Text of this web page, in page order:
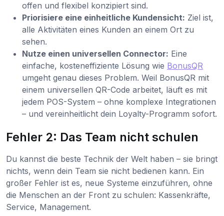
offen und flexibel konzipiert sind.
Priorisiere eine einheitliche Kundensicht: Ziel ist,
alle Aktivitäten eines Kunden an einem Ort zu
sehen.
Nutze einen universellen Connector: Eine
einfache, kosteneffiziente Lösung wie BonusQR
umgeht genau dieses Problem. Weil BonusQR mit
einem universellen QR-Code arbeitet, läuft es mit
jedem POS-System – ohne komplexe Integrationen
– und vereinheitlicht dein Loyalty-Programm sofort.
Fehler 2: Das Team nicht schulen
Du kannst die beste Technik der Welt haben – sie bringt
nichts, wenn dein Team sie nicht bedienen kann. Ein
großer Fehler ist es, neue Systeme einzuführen, ohne
die Menschen an der Front zu schulen: Kassenkräfte,
Service, Management.